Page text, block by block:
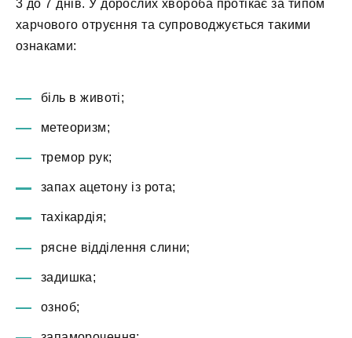
3 до 7 днів. У дорослих хвороба протікає за типом
харчового отруєння та супроводжується такими
ознаками:
біль в животі;
метеоризм;
тремор рук;
запах ацетону із рота;
тахікардія;
рясне відділення слини;
задишка;
озноб;